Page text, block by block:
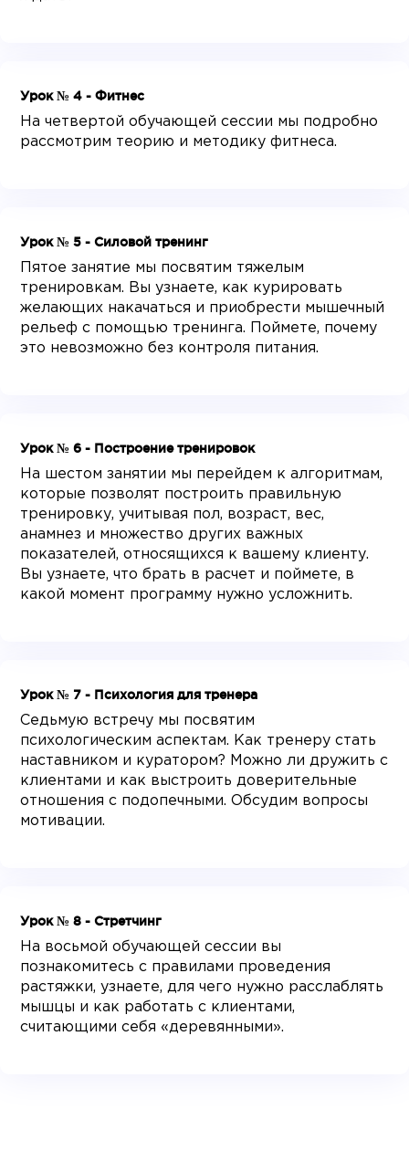
Урок № 4 - Фитнес
На четвертой обучающей сессии мы подробно
рассмотрим теорию и методику фитнеса.
Урок № 5 - Силовой тренинг
Пятое занятие мы посвятим тяжелым
тренировкам. Вы узнаете, как курировать
желающих накачаться и приобрести мышечный
рельеф с помощью тренинга. Поймете, почему
это невозможно без контроля питания.
Урок № 6 - Построение тренировок
На шестом занятии мы перейдем к алгоритмам,
которые позволят построить правильную
тренировку, учитывая пол, возраст, вес,
анамнез и множество других важных
показателей, относящихся к вашему клиенту.
Вы узнаете, что брать в расчет и поймете, в
какой момент программу нужно усложнить.
Урок № 7 - Психология для тренера
Седьмую встречу мы посвятим
психологическим аспектам. Как тренеру стать
наставником и куратором? Можно ли дружить с
клиентами и как выстроить доверительные
отношения с подопечными. Обсудим вопросы
мотивации.
Урок № 8 - Стретчинг
На восьмой обучающей сессии вы
познакомитесь с правилами проведения
растяжки, узнаете, для чего нужно расслаблять
мышцы и как работать с клиентами,
считающими себя «деревянными».